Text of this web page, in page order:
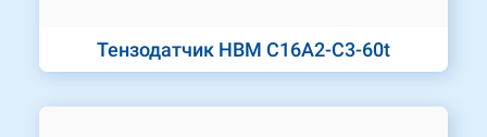
Тензодатчик HBM C16A2-C3-60t